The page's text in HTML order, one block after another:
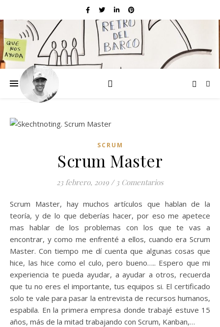
SCRUM
Scrum Master
23 febrero, 2019 / 3 Comentarios
Scrum Master, hay muchos artículos que hablan de la
teoría, y de lo que deberías hacer, por eso me apetece
mas hablar de los problemas con los que te vas a
encontrar, y como me enfrenté a ellos, cuando era Scrum
Master. Con tiempo me dí cuenta que algunas cosas que
hice, las hice como el culo, pero bueno….. Espero que mi
experiencia te pueda ayudar, a ayudar a otros, recuerda
que tu no eres el importante, tus equipos si. El certificado
solo te vale para pasar la entrevista de recursos humanos,
espabila. En la primera empresa donde trabajé estuve 15
años, más de la mitad trabajando con Scrum, Kanban,…